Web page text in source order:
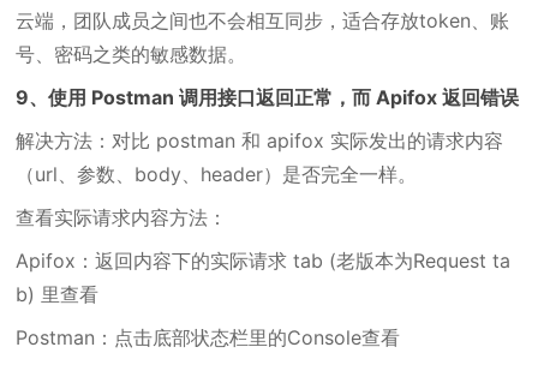
云端，团队成员之间也不会相互同步，适合存放token、账
号、密码之类的敏感数据。
9、使用 Postman 调用接口返回正常，而 Apifox 返回错误
解决方法：对比 postman 和 apifox 实际发出的请求内容
（url、参数、body、header）是否完全一样。
查看实际请求内容方法：
Apifox：返回内容下的实际请求 tab (老版本为Request ta
b) 里查看
Postman：点击底部状态栏里的Console查看